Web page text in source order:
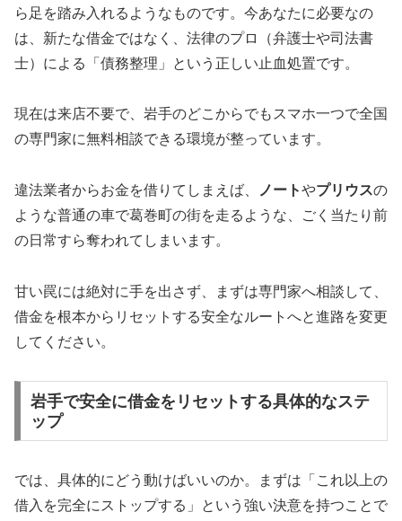
ら足を踏み入れるようなものです。今あなたに必要なの
は、新たな借金ではなく、法律のプロ（弁護士や司法書
士）による「債務整理」という正しい止血処置です。
現在は来店不要で、岩手のどこからでもスマホ一つで全国
の専門家に無料相談できる環境が整っています。
違法業者からお金を借りてしまえば、 ノートやプリウスの
ような普通の車で葛巻町の街を走るような、ごく当たり前
の日常すら奪われてしまいます。
甘い罠には絶対に手を出さず、まずは専門家へ相談して、
借金を根本からリセットする安全なルートへと進路を変更
してください。
岩手で安全に借金をリセットする具体的なステ
ップ
では、具体的にどう動けばいいのか。まずは「これ以上の
借入を完全にストップする」という強い決意を持つことで